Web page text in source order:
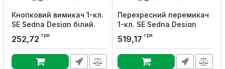
Кнопковий вимикач 1-кл.
SE Sedna Design білий,
Schneider Electric
Артикул:
252,72 грн
Перехресний перемикач
1-кл. SE Sedna Design
білий, Schneider Electric
Артикул:
519,17 грн